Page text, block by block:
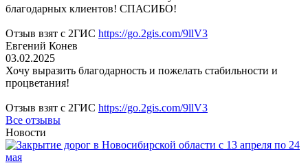
благодарных клиентов! СПАСИБО!
Отзыв взят с 2ГИС https://go.2gis.com/9llV3
Евгений Конев
03.02.2025
Хочу выразить благодарность и пожелать стабильности и
процветания!
Отзыв взят с 2ГИС https://go.2gis.com/9llV3
Все отзывы
Новости